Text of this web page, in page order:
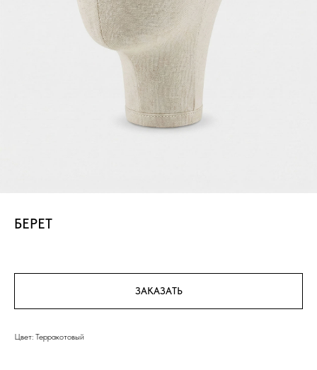
БЕРЕТ
ЗАКАЗАТЬ
Цвет: Терракотовый